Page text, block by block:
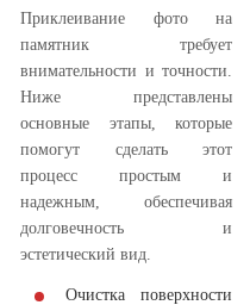
Приклеивание фото на
памятник требует
внимательности и точности.
Ниже представлены
основные этапы, которые
помогут сделать этот
процесс простым и
надежным, обеспечивая
долговечность и
эстетический вид.
Очистка поверхности